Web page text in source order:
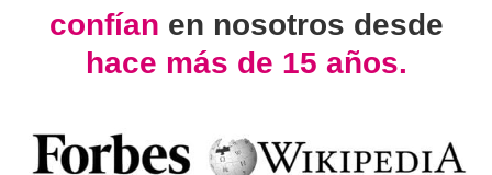
confían en nosotros desde
hace más de 15 años.